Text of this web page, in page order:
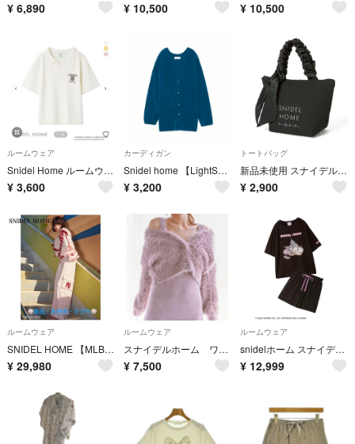
¥ 6,890 ¥ 10,500 ¥ 10,500
ルームウェア
Snidel Home ルームウェア スナイデルホーム トップス
¥ 3,600
カーディガン
Snidel home 【LightSmooth】カーディガン
¥ 3,200
トートバッグ
新品未使用 スナイデルホーム リボン付き フリルハンドル トートバッグ ファスナー付き 保冷バッグ 保冷トート 付録
¥ 2,900
ルームウェア
SNIDEL HOME 【MLB】 カットフーディー・カットカーブパンツ
¥ 29,980
ルームウェア
スナイデルホーム ワンピース&カーディガンセット
¥ 7,500
ルームウェア
snidelホーム スナイデル クロミ カットセットアップ サンリオ コラボ 黒
¥ 12,999